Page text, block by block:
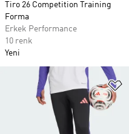
Tiro 26 Competition Training
Forma
Erkek Performance
10 renk
Yeni